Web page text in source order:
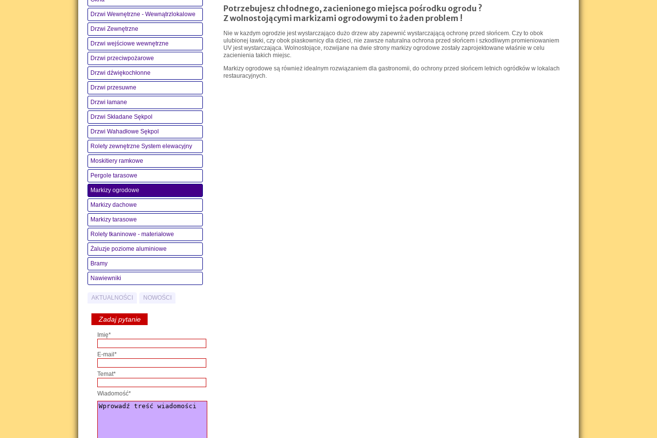
Potrzebujesz chłodnego, zacienionego miejsca pośrodku ogrodu ?
Z wolnostojącymi markizami ogrodowymi to żaden problem !
Nie w kazdym ogrodzie jest wystarczająco dużo drzew aby zapewnić wystarczającą ochronę przed słońcem. Czy to obok
ulubionej ławki, czy obok piaskownicy dla dzieci, nie zawsze naturalna ochrona przed słońcem i szkodliwym promieniowaniem
UV jest wystarczająca. Wolnostojące, rozwijane na dwie strony markizy ogrodowe zostały zaprojektowane właśnie w celu
zacienienia takich miejsc.
Markizy ogrodowe są również idealnym rozwiązaniem dla gastronomii, do ochrony przed słońcem letnich ogródków w lokalach
restauracyjnych.
Drzwi Wewnętrzne - Wewnątrzlokalowe
Drzwi Zewnętrzne
Drzwi wejściowe wewnętrzne
Drzwi przeciwpożarowe
Drzwi dźwiękochłonne
Drzwi przesuwne
Drzwi łamane
Drzwi Składane Sękpol
Drzwi Wahadłowe Sękpol
Rolety zewnętrzne System elewacyjny
Moskitiery ramkowe
Pergole tarasowe
Markizy ogrodowe
Markizy dachowe
Markizy tarasowe
Rolety tkaninowe - materiałowe
Żaluzje poziome aluminiowe
Bramy
Nawiewniki
AKTUALNOŚCI NOWOŚCI
Zadaj pytanie
Imię*
E-mail*
Temat*
Wiadomość*